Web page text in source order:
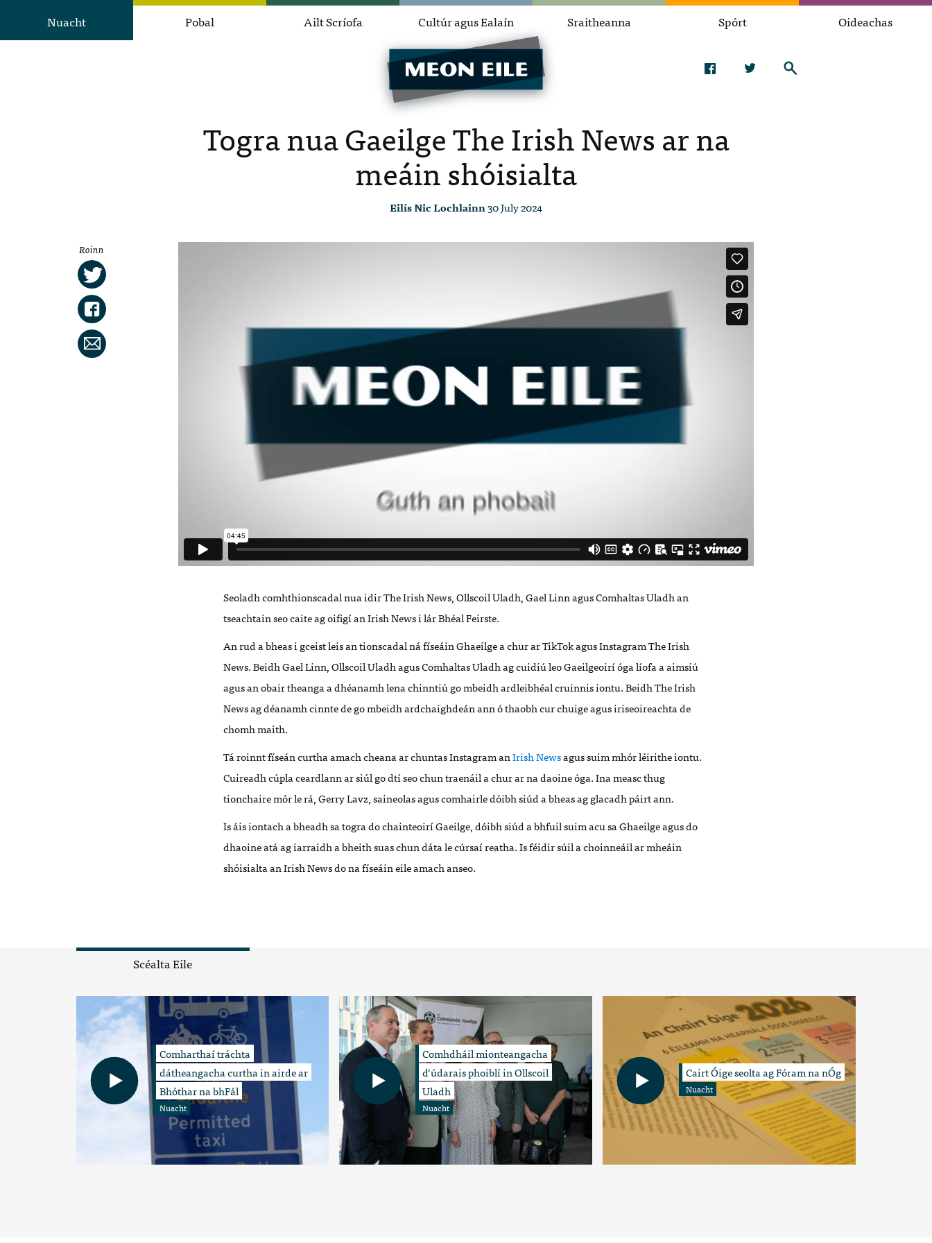
Nuacht Pobal Ailt Scríofa Cultúr agus Ealaín Sraitheanna Spórt Oideachas
Togra nua Gaeilge The Irish News ar na
meáin shóisialta
Eilís Nic Lochlainn30 July 2024
Roinn
Seoladh comhthionscadal nua idir The Irish News, Ollscoil Uladh, Gael Linn agus Comhaltas Uladh an
tseachtain seo caite ag oifigí an Irish News i lár Bhéal Feirste.
An rud a bheas i gceist leis an tionscadal ná físeáin Ghaeilge a chur ar TikTok agus Instagram The Irish
News. Beidh Gael Linn, Ollscoil Uladh agus Comhaltas Uladh ag cuidiú leo Gaeilgeoirí óga líofa a aimsiú
agus an obair theanga a dhéanamh lena chinntiú go mbeidh ardleibhéal cruinnis iontu. Beidh The Irish
News ag déanamh cinnte de go mbeidh ardchaighdeán ann ó thaobh cur chuige agus iriseoireachta de
chomh maith.
Tá roinnt físeán curtha amach cheana ar chuntas Instagram anIrish Newsagus suim mhór léirithe iontu.
Cuireadh cúpla ceardlann ar siúl go dtí seo chun traenáil a chur ar na daoine óga. Ina measc thug
tionchaire mór le rá, Gerry Lavz, saineolas agus comhairle dóibh siúd a bheas ag glacadh páirt ann.
Is áis iontach a bheadh sa togra do chainteoirí Gaeilge, dóibh siúd a bhfuil suim acu sa Ghaeilge agus do
dhaoine atá ag iarraidh a bheith suas chun dáta le cúrsaí reatha. Is féidir súil a choinneáil ar mheáin
shóisialta an Irish News do na físeáin eile amach anseo.
Scéalta Eile
Comharthaí tráchta
dátheangacha curtha in airde ar
Bhóthar na bhFál
Nuacht
Comhdháil mionteangacha
d’údarais phoiblí in Ollscoil
Uladh
Nuacht
Cairt Óige seolta ag Fóram na nÓg
Nuacht